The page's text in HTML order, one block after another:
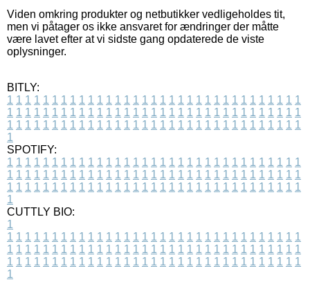
Viden omkring produkter og netbutikker vedligeholdes tit,
men vi påtager os ikke ansvaret for ændringer der måtte
være lavet efter at vi sidste gang opdaterede de viste
oplysninger.
BITLY:
1 1 1 1 1 1 1 1 1 1 1 1 1 1 1 1 1 1 1 1 1 1 1 1 1 1 1 1 1 1 1 1 1
1 1 1 1 1 1 1 1 1 1 1 1 1 1 1 1 1 1 1 1 1 1 1 1 1 1 1 1 1 1 1 1 1
1 1 1 1 1 1 1 1 1 1 1 1 1 1 1 1 1 1 1 1 1 1 1 1 1 1 1 1 1 1 1 1 1
1
SPOTIFY:
1 1 1 1 1 1 1 1 1 1 1 1 1 1 1 1 1 1 1 1 1 1 1 1 1 1 1 1 1 1 1 1 1
1 1 1 1 1 1 1 1 1 1 1 1 1 1 1 1 1 1 1 1 1 1 1 1 1 1 1 1 1 1 1 1 1
1 1 1 1 1 1 1 1 1 1 1 1 1 1 1 1 1 1 1 1 1 1 1 1 1 1 1 1 1 1 1 1 1
1
CUTTLY BIO:
1
1 1 1 1 1 1 1 1 1 1 1 1 1 1 1 1 1 1 1 1 1 1 1 1 1 1 1 1 1 1 1 1 1
1 1 1 1 1 1 1 1 1 1 1 1 1 1 1 1 1 1 1 1 1 1 1 1 1 1 1 1 1 1 1 1 1
1 1 1 1 1 1 1 1 1 1 1 1 1 1 1 1 1 1 1 1 1 1 1 1 1 1 1 1 1 1 1 1 1
1